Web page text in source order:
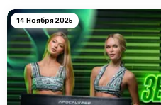
теплоотвод, а продуманная …
14 Ноября 2025